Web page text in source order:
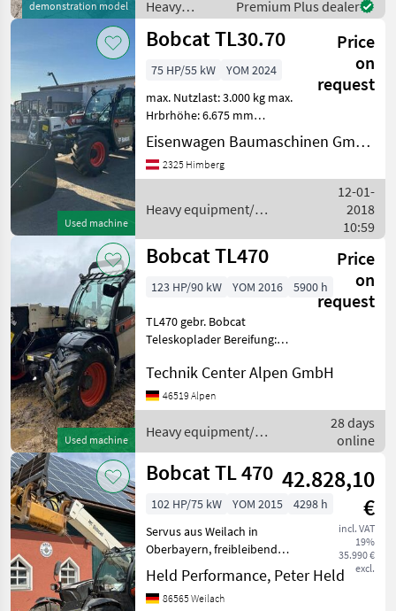
demonstration model
Heavy
equipment/
construction
Bobcat
Premium Plus dealer
Used machine
Bobcat TL30.70
Price
on
request
75 HP/55 kW
YOM 2024
max. Nutzlast: 3.000 kg max.
Hrbrhöhe: 6.675 mm
Einsatzgewicht: 5.640 kg
Zubehör Schnellwechsler,
Schaufel, Radio Heavy
machines Telehand
Eisenwagen Baumaschinen GmbH
2325 Himberg
Heavy equipment/
Bobcat
12-01-
2018
10:59
Used machine
Bobcat TL470
Price
on
request
123 HP/90 kW YOM 2016 5900 h
TL470 gebr. Bobcat
Teleskoplader Bereifung:
Heavy equipment/
construction machines
Telehandlers/ telescopic
loaders
Technik Center Alpen GmbH
46519 Alpen
Heavy equipment/
construction machines /
Bobcat
28 days
online
Bobcat TL 470 42.828,10
€
incl. VAT
19%
35.990 €
excl.
102 HP/75 kW YOM 2015
4298 h
Servus aus Weilach in
Oberbayern, freibleibend
bieten wir an: Bobcat TL
470 Bj 2015 4298h 1
Hydraulikkupplung am
Held Performance, Peter Held
86565 Weilach